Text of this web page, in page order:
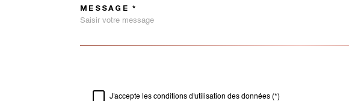
TRAD_MELTEM_VOREDEMANDE
MESSAGE *
J'accepte les conditions d'utilisation des données (*)